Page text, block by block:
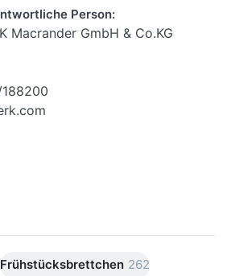
Person:
Macrander GmbH & Co.KG
Frühstücksbrettchen 262